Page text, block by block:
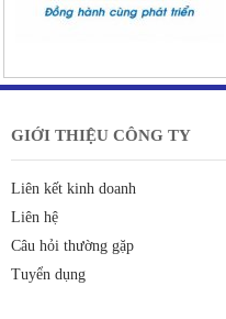
GIỚI THIỆU CÔNG TY
Liên kết kinh doanh
Liên hệ
Câu hỏi thường gặp
Tuyển dụng